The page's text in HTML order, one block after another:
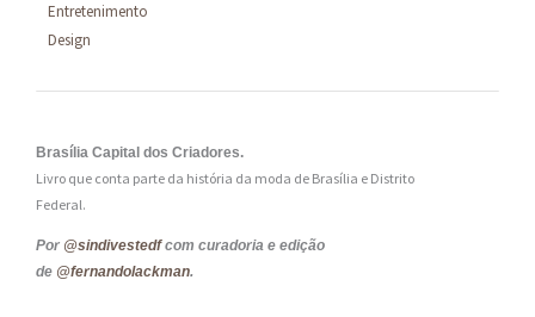
Entretenimento
Design
Brasília Capital dos Criadores.
Livro que conta parte da história da moda de Brasília e Distrito
Federal.
Por @sindivestedfcom curadoria e edição
de @fernandolackman.